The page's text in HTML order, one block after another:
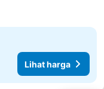
Lihat harga